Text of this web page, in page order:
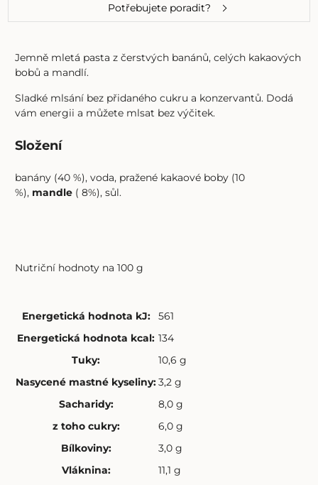
Potřebujete poradit?
Jemně mletá pasta z čerstvých banánů, celých kakaových
bobů a mandlí.
Sladké mlsání bez přidaného cukru a konzervantů. Dodá
vám energii a můžete mlsat bez výčitek.
Složení
banány (40 %), voda, pražené kakaové boby (10
%), mandle ( 8%), sůl.
Nutriční hodnoty na 100 g
Energetická hodnota kJ:
561
Energetická hodnota kcal: 134
Tuky:
10,6 g
Nasycené mastné kyseliny:3,2 g
Sacharidy:
8,0 g
z toho cukry:
6,0 g
Bílkoviny:
3,0 g
Vláknina:
11,1 g